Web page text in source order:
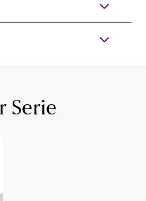
Serie